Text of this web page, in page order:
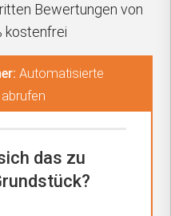
Bewertungen von
kostenfrei
Automatisierte